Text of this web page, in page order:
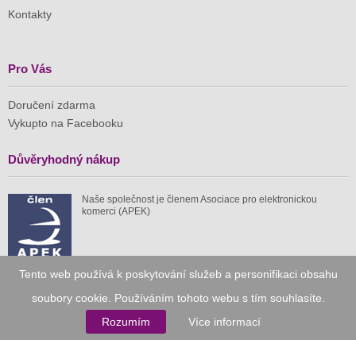
Tento web používá k poskytování služeb a personifikaci obsahu
soubory cookie. Používáním tohoto webu s tím souhlasíte.
Rozumím
Více informací
Kontakty
Pro Vás
Doručení zdarma
Vykupto na Facebooku
Důvěryhodný nákup
Naše společnost je členem Asociace pro elektronickou
komerci (APEK)
Již od roku 2010